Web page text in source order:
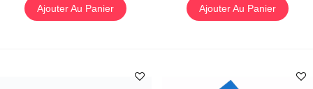
Ajouter Au Panier Ajouter Au Panier